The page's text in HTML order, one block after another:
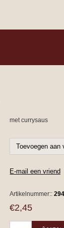
met currysaus
Artikelnummer::
€2,45